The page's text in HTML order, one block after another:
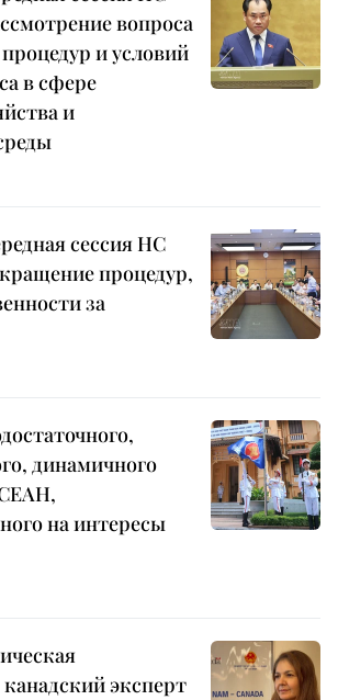
вопроса
и условий
в сфере
и
сессия НС
процедур,
за
динамичного
на интересы
эксперт